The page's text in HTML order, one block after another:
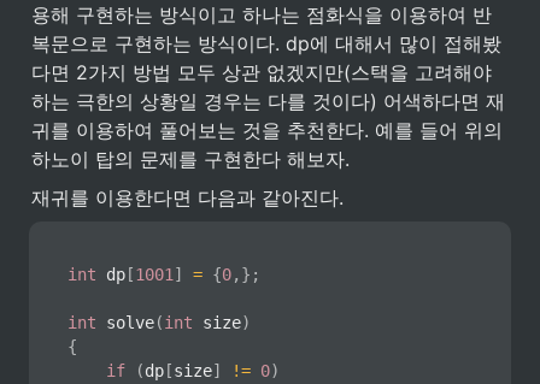
용해 구현하는 방식이고 하나는 점화식을 이용하여 반
복문으로 구현하는 방식이다. dp에 대해서 많이 접해봤
다면 2가지 방법 모두 상관 없겠지만(스택을 고려해야
하는 극한의 상황일 경우는 다를 것이다) 어색하다면 재
귀를 이용하여 풀어보는 것을 추천한다. 예를 들어 위의
하노이 탑의 문제를 구현한다 해보자.
재귀를 이용한다면 다음과 같아진다.
int dp [1001] = {0, } ;
int solve(int size)
{
if
(dp [size] != 0)